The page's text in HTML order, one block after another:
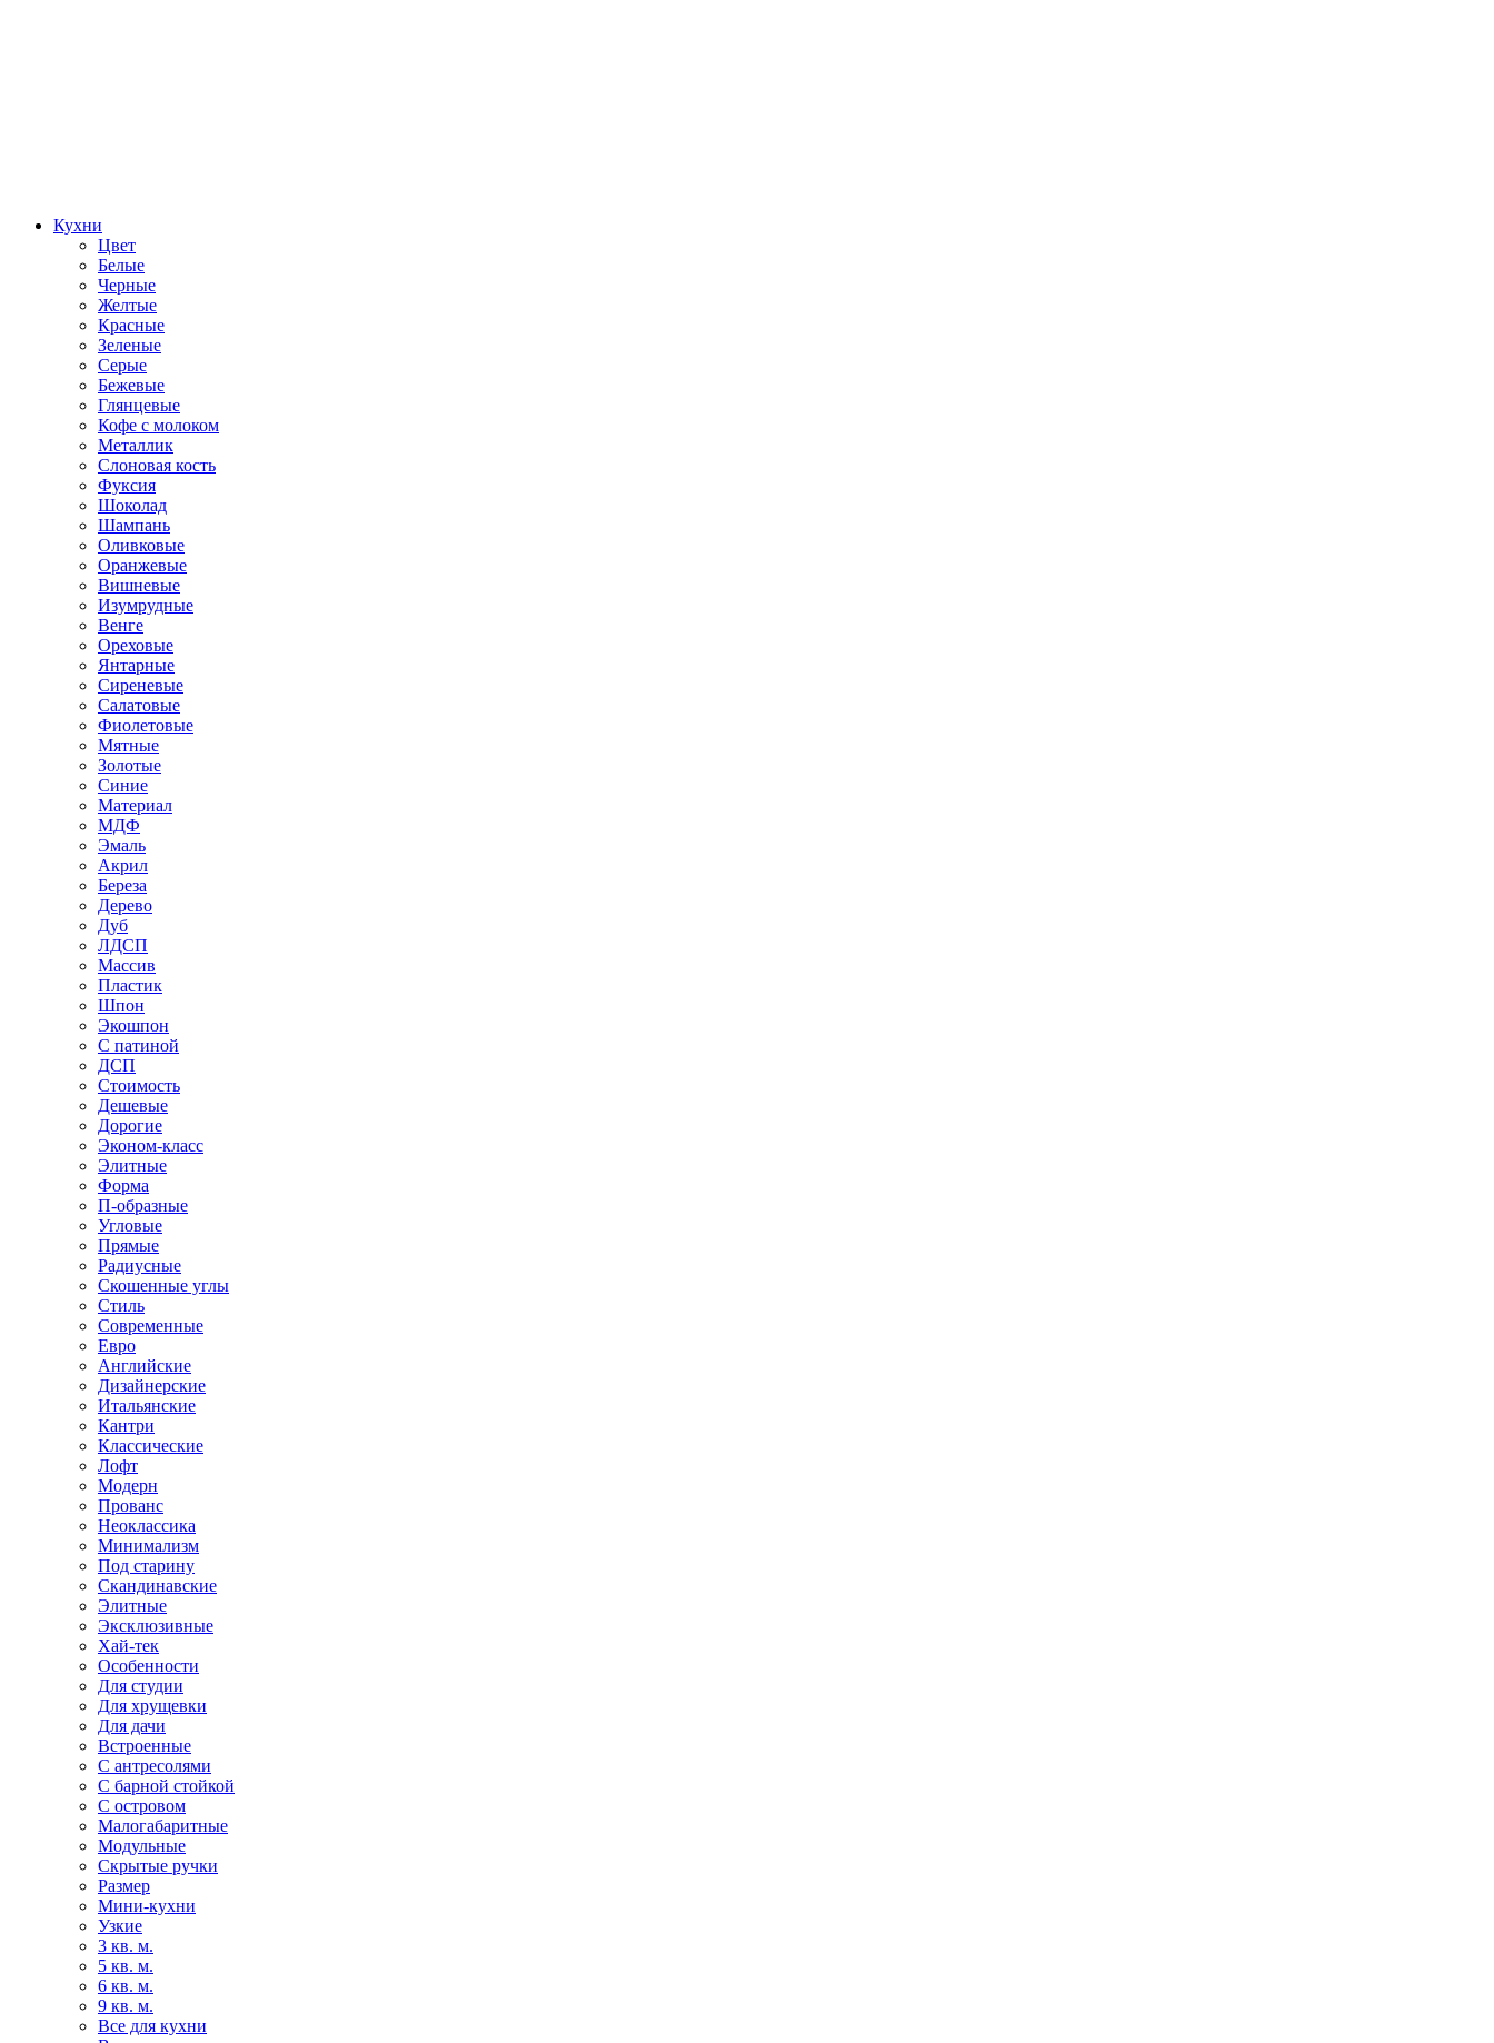
Кухни
Цвет
Белые
Черные
Желтые
Красные
Зеленые
Серые
Бежевые
Глянцевые
Кофе с молоком
Металлик
Слоновая кость
Фуксия
Шоколад
Шампань
Оливковые
Оранжевые
Вишневые
Изумрудные
Венге
Ореховые
Янтарные
Сиреневые
Салатовые
Фиолетовые
Мятные
Золотые
Синие
Материал
МДФ
Эмаль
Акрил
Береза
Дерево
Дуб
ЛДСП
Массив
Пластик
Шпон
Экошпон
С патиной
ДСП
Стоимость
Дешевые
Дорогие
Эконом-класс
Элитные
Форма
П-образные
Угловые
Прямые
Радиусные
Скошенные углы
Стиль
Современные
Евро
Английские
Дизайнерские
Итальянские
Кантри
Классические
Лофт
Модерн
Прованс
Неоклассика
Минимализм
Под старину
Скандинавские
Элитные
Эксклюзивные
Хай-тек
Особенности
Для студии
Для хрущевки
Для дачи
Встроенные
С антресолями
С барной стойкой
С островом
Малогабаритные
Модульные
Скрытые ручки
Размер
Мини-кухни
Узкие
3 кв. м.
5 кв. м.
6 кв. м.
9 кв. м.
Все для кухни